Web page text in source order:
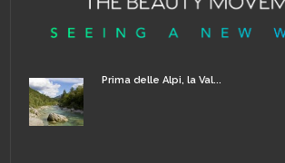
Prima delle Alpi, la Val...